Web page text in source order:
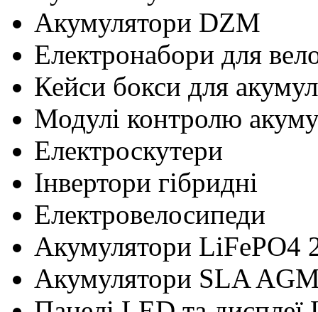
Акумулятори DZM
Електронабори для
Кейси бокси для
Модулі контролю
Електроскутери
Інвертори гібридні
Електровелосипеди
Акумулятори LiFePO4
Акумулятори SLA